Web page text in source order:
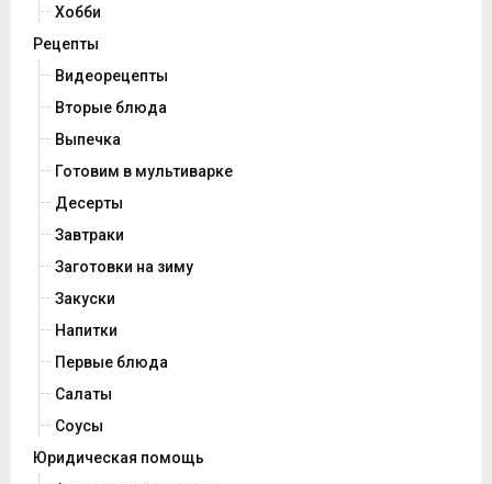
Хобби
Рецепты
Видеорецепты
Вторые блюда
Выпечка
Готовим в мультиварке
Десерты
Завтраки
Заготовки на зиму
Закуски
Напитки
Первые блюда
Салаты
Соусы
Юридическая помощь